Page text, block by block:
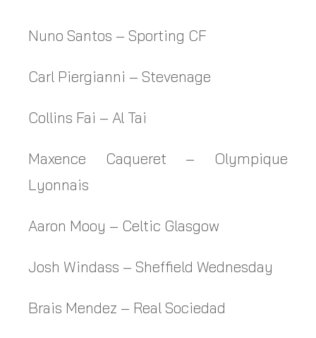
Nuno Santos – Sporting CF
Carl Piergianni – Stevenage
Collins Fai – Al Tai
Maxence Caqueret – Olympique
Lyonnais
Aaron Mooy – Celtic Glasgow
Josh Windass – Sheffield Wednesday
Brais Mendez – Real Sociedad